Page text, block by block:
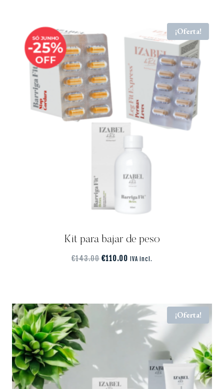
¡Oferta!
Kit para bajar de peso
€143.00 €110.00 IVA incl.
¡Oferta!